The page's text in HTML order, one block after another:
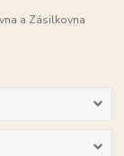
a Zásilkovna